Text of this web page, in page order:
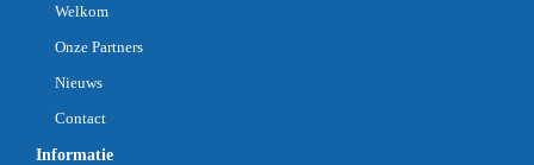
Welkom
Onze Partners
Nieuws
Contact
Informatie